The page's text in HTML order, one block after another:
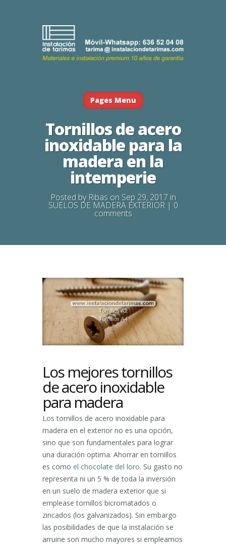
Pages Menu
Tornillos de acero
inoxidable para la
madera en la
intemperie
Posted by Ribason Sep 29, 2017 in
SUELOS DE MADERA EXTERIOR| 0
comments
Los mejores tornillos
de acero inoxidable
para madera
Los tornillos de acero inoxidable para
madera en el exterior no es una opción,
sino que son fundamentales para lograr
una duración optima. Ahorrar en tornillos
es como el chocolate del loro. Su gasto no
representa ni un 5 % de toda la inversión
en un suelo de madera exterior que si
emplease tornillos bicromatados o
zincados (los galvanizados). Sin embargo
las posibilidades de que la instalación se
arruine son mucho mayores si empleamos